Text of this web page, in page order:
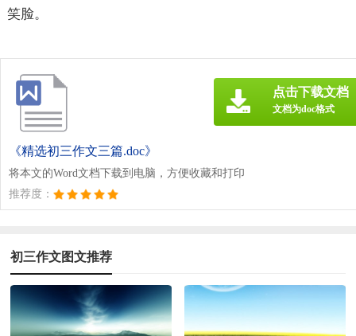
笑脸。
《精选初三作文三篇.doc》
将本文的Word文档下载到电脑，方便收藏和打印
推荐度：
点击下载文档
文档为doc格式
初三作文图文推荐